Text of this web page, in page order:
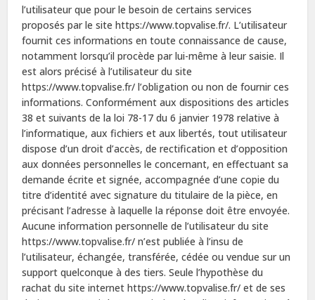
l’utilisateur que pour le besoin de certains services
proposés par le site https://www.topvalise.fr/. L’utilisateur
fournit ces informations en toute connaissance de cause,
notamment lorsqu’il procède par lui-même à leur saisie. Il
est alors précisé à l’utilisateur du site
https://www.topvalise.fr/ l’obligation ou non de fournir ces
informations. Conformément aux dispositions des articles
38 et suivants de la loi 78-17 du 6 janvier 1978 relative à
l’informatique, aux fichiers et aux libertés, tout utilisateur
dispose d’un droit d’accès, de rectification et d’opposition
aux données personnelles le concernant, en effectuant sa
demande écrite et signée, accompagnée d’une copie du
titre d’identité avec signature du titulaire de la pièce, en
précisant l’adresse à laquelle la réponse doit être envoyée.
Aucune information personnelle de l’utilisateur du site
https://www.topvalise.fr/ n’est publiée à l’insu de
l’utilisateur, échangée, transférée, cédée ou vendue sur un
support quelconque à des tiers. Seule l’hypothèse du
rachat du site internet https://www.topvalise.fr/ et de ses